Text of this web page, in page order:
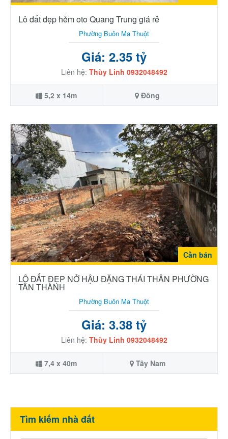
Lô đất đẹp hẻm oto Quang Trung giá rẻ
Phường Buôn Ma Thuột
Giá: 2.35 tỷ
Liên hệ: Thùy Linh 0932048492
5,2 x 14m Đông
Cần bán
LÔ ĐẤT ĐẸP NỞ HẬU ĐẶNG THÁI THÂN PHƯỜNG
TÂN THÀNH
Phường Buôn Ma Thuột
Giá: 3.38 tỷ
Liên hệ: Thùy Linh 0932048492
7,4 x 40m Tây Nam
Tìm kiếm nhà đất